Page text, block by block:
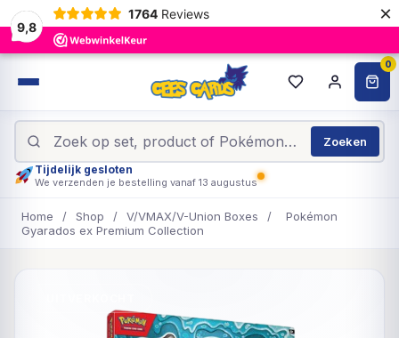
9,8
1764 Reviews ×
0
Zoeken
Tijdelijk gesloten
We verzenden je bestelling vanaf 13 augustus
Home / Shop / V/VMAX/V-Union Boxes /
Pokémon
Gyarados ex Premium Collection